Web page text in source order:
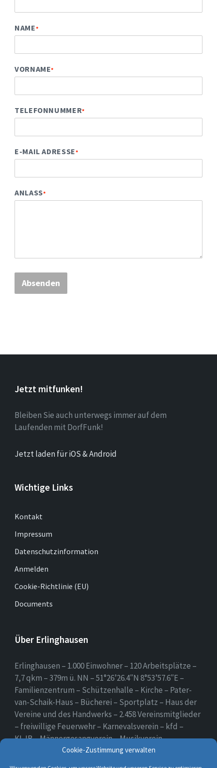
Cookie-Zustimmung verwalten
NAME*
VORNAME*
TELEFONNUMMER*
E-MAIL ADRESSE*
ANLASS*
Absenden
Jetzt mitfunken!
Bleiben Sie auch unterwegs immer auf dem
Laufenden mit DorfFunk!
Jetzt laden für iOS & Android
Wichtige Links
Kontakt
Impressum
Datenschutzinformation
Anmelden
Cookie-Richtlinie (EU)
Documents
Über Erlinghausen
Erlinghausen – 1.000 Einwohner – 120 Arbeitsplätze –
7,7 qkm – 379m ü. NN – 51°26’26.4″N 8°53’57.6″E –
Familienzentrum – Schützenhalle – Kirche – Pater-
van-Schaik-Haus – Bücherei – Sportplatz – Haus der
Vereine und des Handwerks – 2.458 Vereinsmitglieder
– freiwillige Feuerwehr – Karnevalsverein – kfd –
KLJB – Männergesangverein – Musikverein –
Schützenverein – Sportverein – Use Erlingsen – das